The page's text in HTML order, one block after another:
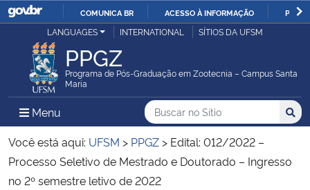
IR
O
COMUNICA BR ACESSO À INFORMAÇÃO
Ministério da Justiça e Segurança Pública
Ministério da Defesa
Ministério das Relações Exteriores
Ministério da Economia
LANGUAGES INTERNATIONAL SÍTIOS DA UFSM
PPGZ
Programa de Pós-Graduação em Zootecnia – Campus Santa
Maria
Menu Menu Principal do Sítio
Busca
Buscar no no Sítio
Busca:
Você está aqui: UFSM > PPGZ > Edital: 012/2022 –
Processo Seletivo de Mestrado e Doutorado – Ingresso
no 2º semestre letivo de 2022